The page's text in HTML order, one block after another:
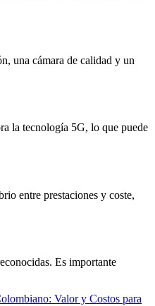
una cámara de calidad y un
la tecnología 5G, lo que puede
entre prestaciones y coste,
Es importante
Valor y Costos para